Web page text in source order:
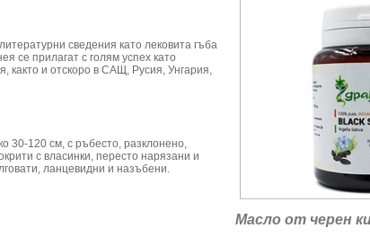
сведения като лековита гъба
се прилагат с голям успех като
както и отскоро в САЩ, Русия, Унгария,
30-120 см, с ръбесто, разклонено,
с власинки, пересто нарязани и
ланцевидни и назъбени.
Масло от черен